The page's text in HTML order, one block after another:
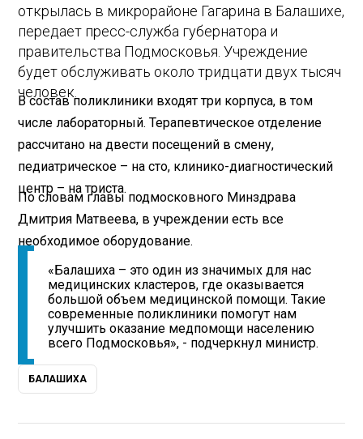
открылась в микрорайоне Гагарина в Балашихе,
передает пресс-служба губернатора и
правительства Подмосковья. Учреждение
будет обслуживать около тридцати двух тысяч
человек.
В состав поликлиники входят три корпуса, в том
числе лабораторный. Терапевтическое отделение
рассчитано на двести посещений в смену,
педиатрическое – на сто, клинико-диагностический
центр – на триста.
По словам главы подмосковного Минздрава
Дмитрия Матвеева, в учреждении есть все
необходимое оборудование.
«Балашиха – это один из значимых для нас
медицинских кластеров, где оказывается
большой объем медицинской помощи. Такие
современные поликлиники помогут нам
улучшить оказание медпомощи населению
всего Подмосковья», - подчеркнул министр.
БАЛАШИХА